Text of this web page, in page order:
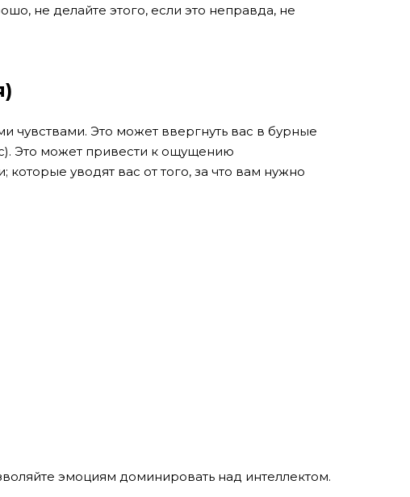
не делайте этого, если это неправда, не
чувствами. Это может ввергнуть вас в бурные
Это может привести к ощущению
которые уводят вас от того, за что вам нужно
эмоциям доминировать над интеллектом.